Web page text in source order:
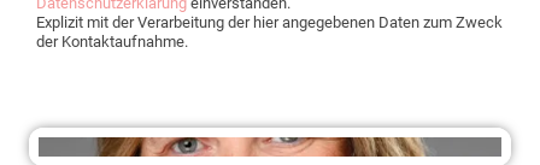
Explizit mit der Verarbeitung der hier angegebenen Daten zum Zweck
der Kontaktaufnahme.